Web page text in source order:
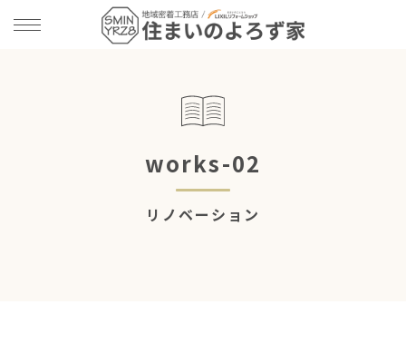
works-02
リノベーション